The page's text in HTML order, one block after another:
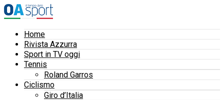
Home
Rivista Azzurra
Sport in TV oggi
Tennis
Roland Garros
Ciclismo
Giro d’Italia